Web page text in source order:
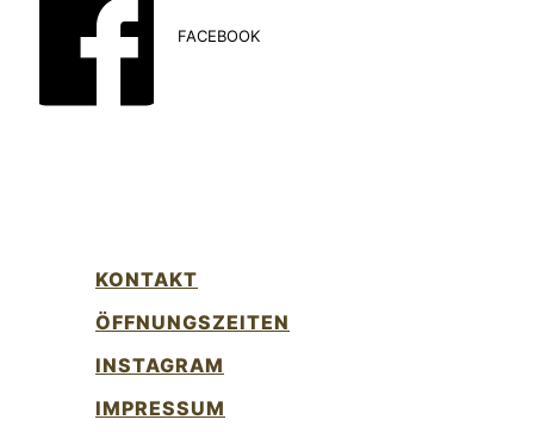
FACEBOOK
KONTAKT
ÖFFNUNGSZEITEN
INSTAGRAM
IMPRESSUM